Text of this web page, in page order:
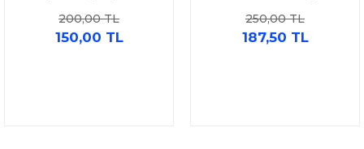
200,00 TL
150,00 TL
250,00 TL
187,50 TL